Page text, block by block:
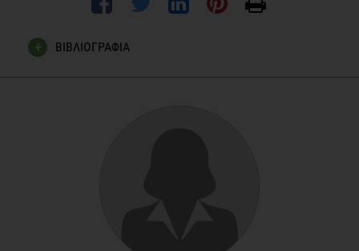
ΒΙΒΛΙΟΓΡΑΦΙΑ
Plum Extracts: Quantification via HPLC, in Vitro Antioxidant